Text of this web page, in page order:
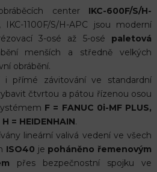
center IKC-600F/S/H-
IKC-1100F/S/H-APC jsou moderní
3-osé až 5-osé paletová
menších a středně velkých
obrábění.
i přímé závitování ve standardní
čtvrtou a pátou řízenou osou
F = FANUC 0i-MF PLUS,
H = HEIDENHAIN.
lineární valivá vedení ve všech
ISO40 je poháněno řemenovým
přes bezpečnostní spojku ve